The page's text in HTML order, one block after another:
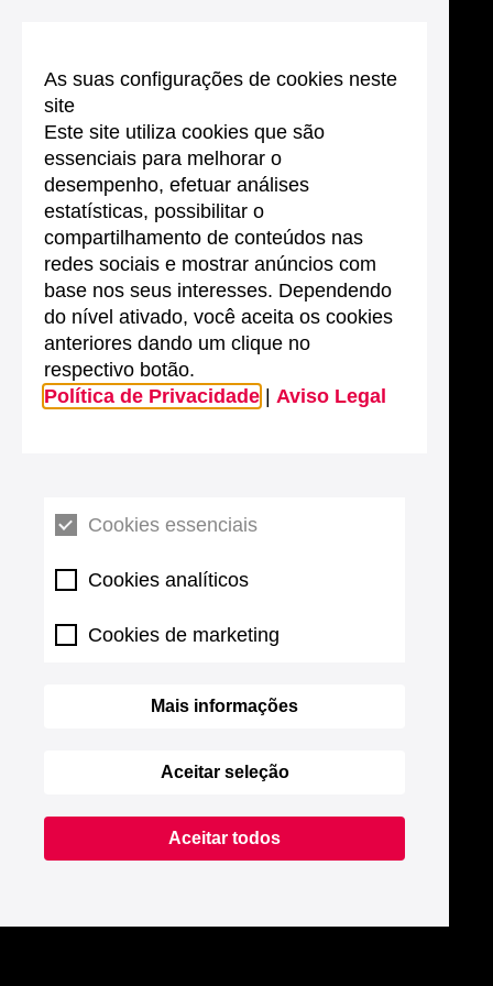
As suas configurações de cookies neste
site
Este site utiliza cookies que são
essenciais para melhorar o
desempenho, efetuar análises
estatísticas, possibilitar o
compartilhamento de conteúdos nas
redes sociais e mostrar anúncios com
base nos seus interesses. Dependendo
do nível ativado, você aceita os cookies
anteriores dando um clique no
respectivo botão.
Política de Privacidade
Aviso Legal
Cookies essenciais
Cookies analíticos
Cookies de marketing
Mais informações
Aceitar seleção
Aceitar todos